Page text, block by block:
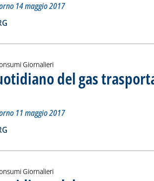
14 maggio 2017
'Bilancio quotidiano del gas
alla notizia
Giornalieri
del gas
Preconsuntivo del giorno 11 maggio 2017
venerdì 12 maggio 2017 alle 13.22.
11 maggio 2017
'Bilancio quotidiano del gas
alla notizia
Giornalieri